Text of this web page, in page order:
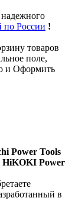
по России !
товаров
поле,
и Оформить
Power Tools
HiKOKI Power
в